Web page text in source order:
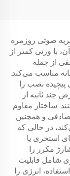
صوتی روزمره
با وزنی کمتر از
از جمله
مناسب می‌کند.
پیچیده نصب را
چند ثانیه از
ساختار مقاوم
و همچنین
در حالی که
استخری یا
مکرر را
شامل قابلیت
انرژی را